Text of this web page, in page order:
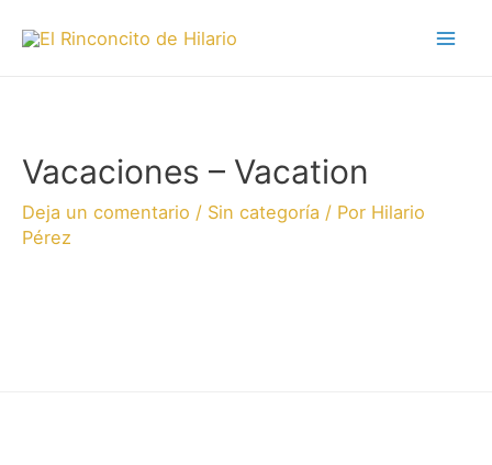
Vacaciones – Vacation
Deja un comentario / Sin categoría / Por Hilario
Pérez